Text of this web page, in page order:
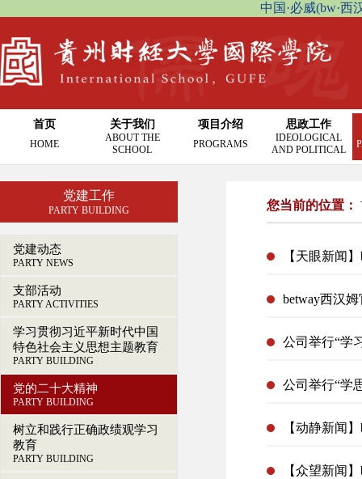
中国·必威(bw·西
首页
HOME
关于我们
ABOUT THE
SCHOOL
项目介绍
PROGRAMS
思政工作
IDEOLOGICAL
AND POLITICAL
党建工作
PARTY BUILDING
党建动态
PARTY NEWS
支部活动
PARTY ACTIVITIES
学习贯彻习近平新时代中国
特色社会主义思想主题教育
PARTY BUILDING
党的二十大精神
PARTY BUILDING
树立和践行正确政绩观学习
教育
PARTY BUILDING
您当前的位置：
【天眼新闻
公司举行“学
公司举行“学
【动静新闻
【众望新闻